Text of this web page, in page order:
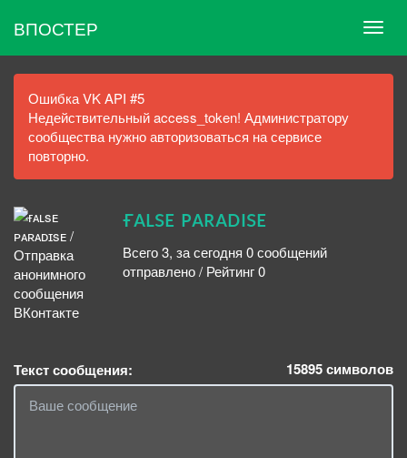
ВПОСТЕР
Ошибка VK API #5
Недействительный access_token! Администратору
сообщества нужно авторизоваться на сервисе
повторно.
ғᴀʟsᴇ ᴘᴀʀᴀᴅɪsᴇ
Всего 3, за сегодня 0 сообщений
отправлено / Рейтинг 0
Текст сообщения: 15895символов